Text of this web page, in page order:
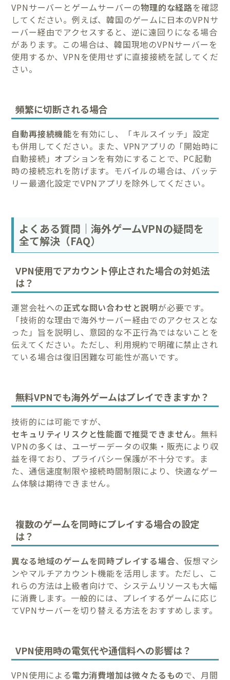
VPNサーバーとゲームサーバーの物理的な経路を確認
してください。例えば、韓国のゲームに日本のVPNサ
ーバー経由でアクセスすると、逆に遠回りになる場合
があります。この場合は、韓国現地のVPNサーバーを
使用するか、VPNを使用せずに直接接続を試してくだ
さい。
頻繁に切断される場合
自動再接続機能を有効にし、「キルスイッチ」設定
も併用してください。また、VPNアプリの「開始時に
自動接続」オプションを有効にすることで、PC起動
時の接続忘れを防げます。モバイルの場合は、バッテ
リー最適化設定でVPNアプリを除外してください。
よくある質問｜海外ゲームVPNの疑問を
全て解決（FAQ）
VPN使用でアカウント停止された場合の対処法
は？
運営会社への正式な問い合わせと説明が必要です。
「技術的な理由で海外サーバー経由でのアクセスとな
った」旨を説明し、意図的な不正行為ではないことを
伝えてください。ただし、利用規約で明確に禁止され
ている場合は復旧困難な可能性が高いです。
無料VPNでも海外ゲームはプレイできますか？
技術的には可能ですが、
セキュリティリスクと性能面で推奨できません。無料
VPNの多くは、ユーザーデータの収集・販売により収
益を得ており、プライバシー保護が不十分です。ま
た、通信速度制限や接続時間制限により、快適なゲー
ム体験は期待できません。
複数のゲームを同時にプレイする場合の設定
は？
異なる地域のゲームを同時プレイする場合、仮想マシ
ンやマルチアカウント機能を活用します。ただし、こ
れらの方法は上級者向けで、システムリソースも大幅
に消費します。一般的には、プレイするゲームに応じ
てVPNサーバーを切り替える方法をおすすめします。
VPN使用時の電気代や通信料への影響は？
VPN使用による電力消費増加は微々たるもので、月間